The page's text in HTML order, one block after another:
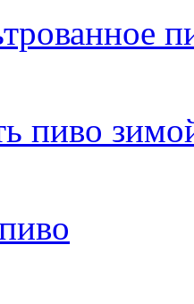
пиво